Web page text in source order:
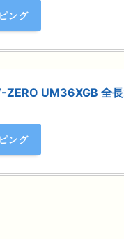
ング
ZERO UM36XGB 全
ング